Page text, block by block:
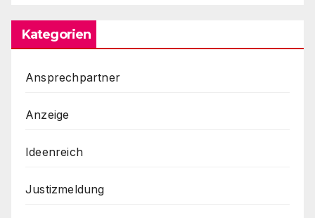
Kategorien
Ansprechpartner
Anzeige
Ideenreich
Justizmeldung